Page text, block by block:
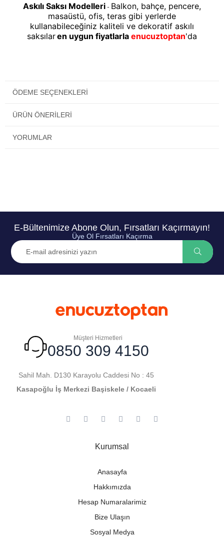
Askılı Saksı Modelleri - Balkon, bahçe, pencere,
masaüstü, ofis, teras gibi yerlerde
kullanabileceğiniz kaliteli ve dekoratif askılı
saksılaren uygun fiyatlarla enucuztoptan'da
ÖDEME SEÇENEKLERI
ÜRÜN ÖNERILERI
YORUMLAR
E-Bültenimize Abone Olun, Fırsatları Kaçırmayın!
Üye Ol Fırsatları Kaçırma
Müşteri Hizmetleri
0850 309 4150
Sahil Mah. D130 Karayolu Caddesi No : 45
Kasapoğlu İş Merkezi Başiskele / Kocaeli
Kurumsal
Anasayfa
Hakkımızda
Hesap Numaralarimiz
Bize Ulaşın
Sosyal Medya